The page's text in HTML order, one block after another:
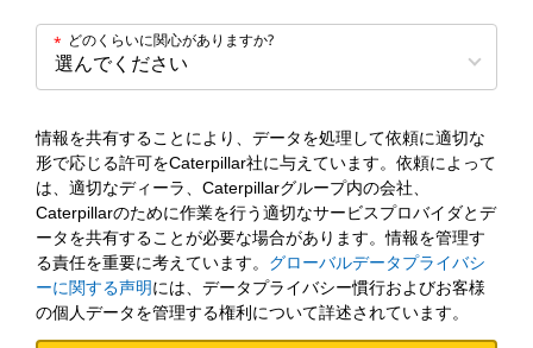
どのくらいに関心がありますか?
*
情報を共有することにより、データを処理して依頼に適切な
形で応じる許可をCaterpillar社に与えています。依頼によって
は、適切なディーラ、Caterpillarグループ内の会社、
Caterpillarのために作業を行う適切なサービスプロバイダとデ
ータを共有することが必要な場合があります。情報を管理す
る責任を重要に考えています。 グローバルデータプライバシ
ーに関する声明には、データプライバシー慣行およびお客様
の個人データを管理する権利について詳述されています。